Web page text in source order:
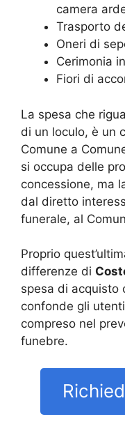
camera
Trasporto
Oneri di
Cerimonia
Fiori di
La spesa che
di un loculo, è un
Comune a
si occupa delle
concessione, ma
dal diretto
funerale, al
Proprio
differenze di
spesa di acquisto
confonde gli
compreso nel
funebre.